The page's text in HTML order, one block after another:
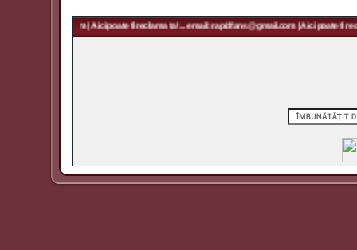
| Aici poate fi reclama ta! ... email: rapidfans@gmail.com | Aici poate fi